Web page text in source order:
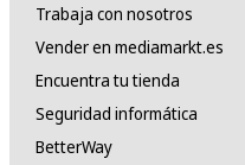
Trabaja con nosotros
Vender en mediamarkt.es
Encuentra tu tienda
Seguridad informática
BetterWay